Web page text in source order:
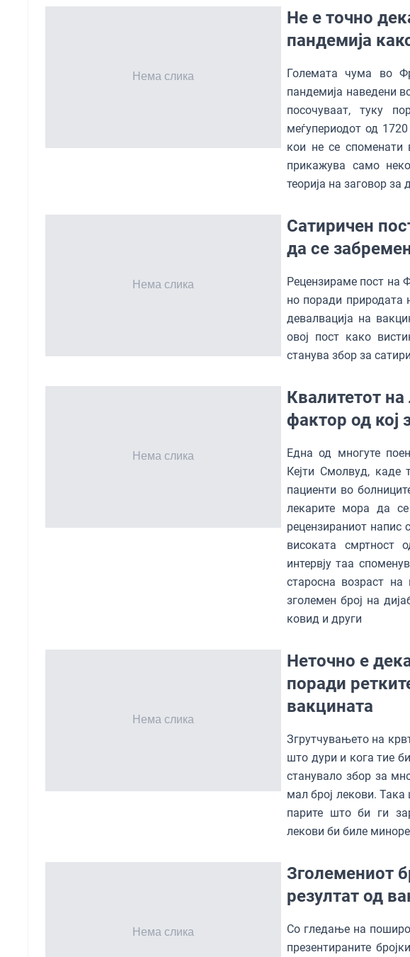
Не е точно
пандемија
Големата чума во
пандемија наведени
посочуваат, туку
меѓупериодот од
кои не се споменати
прикажува само
теорија на заговор за
Сатиричен
да се
Рецензираме пост на
но поради природата
девалвација на
овој пост како
станува збор за
Квалитетот
фактор од кој
Една од многуте
Кејти Смолвуд, каде
пациенти во
лекарите мора да
рецензираниот напис
високата смртност
интервју таа
старосна возраст на
зголемен број на
ковид и други
Неточно е
поради
вакцината
Згрутчувањето на
што дури и кога тие
станувало збор за
мал број лекови. Така
парите што би ги
лекови би биле
Зголемениот
резултат од
Со гледање на
презентираните